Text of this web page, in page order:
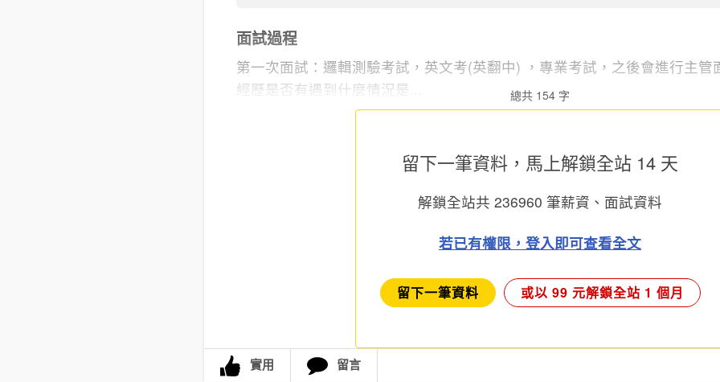
面試過程
第一次面試：邏輯測驗考試，英文考(英翻中) ，專業考試，之後會進行主管
經歷是否有遇到什麼情況是...
總共 154 字
留下一筆資料，馬上解鎖全站 14 天
解鎖全站共 236960 筆薪資、面試資料
若已有權限，登入即可查看全文
留下一筆資料 或以 99 元解鎖全站 1 個月
實用 留言